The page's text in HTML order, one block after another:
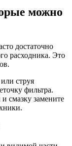
можно
достаточно
расходника. Это
струя
фильтра.
смазку замените